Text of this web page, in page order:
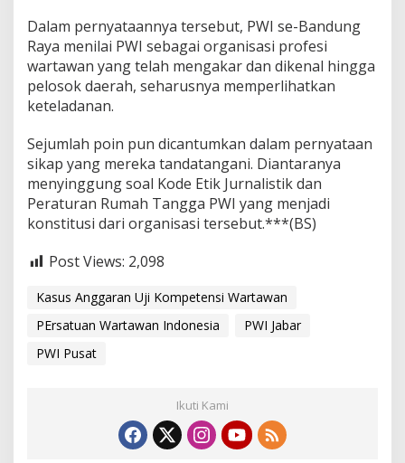
Dalam pernyataannya tersebut, PWI se-Bandung
Raya menilai PWI sebagai organisasi profesi
wartawan yang telah mengakar dan dikenal hingga
pelosok daerah, seharusnya memperlihatkan
keteladanan.
Sejumlah poin pun dicantumkan dalam pernyataan
sikap yang mereka tandatangani. Diantaranya
menyinggung soal Kode Etik Jurnalistik dan
Peraturan Rumah Tangga PWI yang menjadi
konstitusi dari organisasi tersebut.***(BS)
Post Views: 2,098
Kasus Anggaran Uji Kompetensi Wartawan
PErsatuan Wartawan Indonesia
PWI Jabar
PWI Pusat
Ikuti Kami